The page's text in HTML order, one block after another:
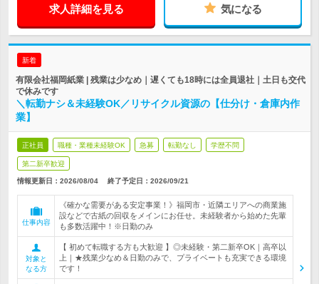
求人詳細を見る 気になる
新着
有限会社福岡紙業 | 残業は少なめ｜遅くても18時には全員退社｜土日も交代
で休みです
＼転勤ナシ＆未経験OK／リサイクル資源の【仕分け・倉庫内作
業】
正社員 職種・業種未経験OK 急募 転勤なし 学歴不問
第二新卒歓迎
情報更新日：2026/08/04 終了予定日： 2026/09/21
仕事内容
《確かな需要がある安定事業！》福岡市・近隣エリアへの商業施
設などで古紙の回収をメインにお任せ。未経験者から始めた先輩
も多数活躍中！※日勤のみ
対象と
なる方
【 初めて転職する方も大歓迎 】◎未経験・第二新卒OK｜高卒以
上｜★残業少なめ＆日勤のみで、プライベートも充実できる環境
です！